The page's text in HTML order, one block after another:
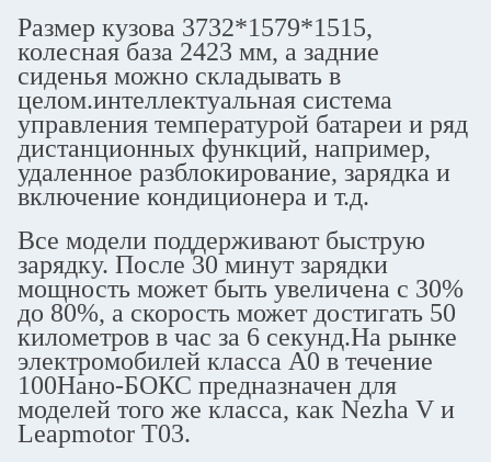
Размер кузова 3732*1579*1515,
колесная база 2423 мм, а задние
сиденья можно складывать в
целом.интеллектуальная система
управления температурой батареи и ряд
дистанционных функций, например,
удаленное разблокирование, зарядка и
включение кондиционера и т.д.
Все модели поддерживают быструю
зарядку. После 30 минут зарядки
мощность может быть увеличена с 30%
до 80%, а скорость может достигать 50
километров в час за 6 секунд.На рынке
электромобилей класса A0 в течение
100Нано-БОКС предназначен для
моделей того же класса, как Nezha V и
Leapmotor T03.